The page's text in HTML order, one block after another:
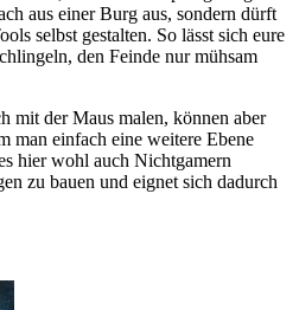
aus einer Burg aus, sondern dürft
selbst gestalten. So lässt sich eure
den Feinde nur mühsam
mit der Maus malen, können aber
man einfach eine weitere Ebene
hier wohl auch Nichtgamern
zu bauen und eignet sich dadurch